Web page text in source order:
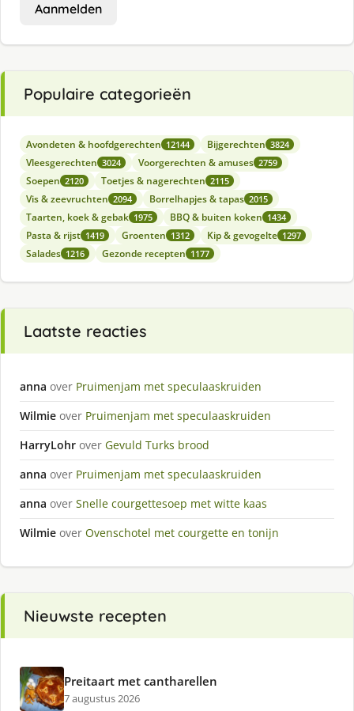
Aanmelden
Populaire categorieën
Avondeten & hoofdgerechten 12144 Bijgerechten 3824
Vleesgerechten 3024 Voorgerechten & amuses 2759
Soepen 2120 Toetjes & nagerechten 2115
Vis & zeevruchten 2094 Borrelhapjes & tapas 2015
Taarten, koek & gebak 1975 BBQ & buiten koken 1434
Pasta & rijst 1419 Groenten 1312 Kip & gevogelte 1297
Salades 1216 Gezonde recepten 1177
Laatste reacties
anna over Pruimenjam met speculaaskruiden
Wilmie over Pruimenjam met speculaaskruiden
HarryLohr over Gevuld Turks brood
anna over Pruimenjam met speculaaskruiden
anna over Snelle courgettesoep met witte kaas
Wilmie over Ovenschotel met courgette en tonijn
Nieuwste recepten
Preitaart met cantharellen
7 augustus 2026